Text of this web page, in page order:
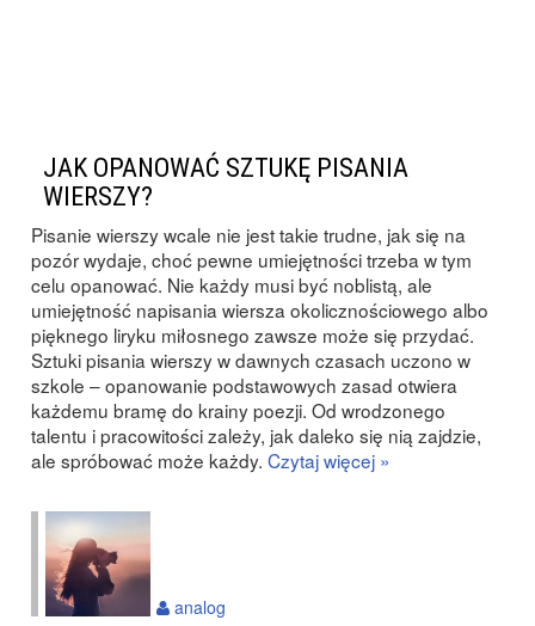
JAK OPANOWAĆ SZTUKĘ PISANIA
WIERSZY?
Pisanie wierszy wcale nie jest takie trudne, jak się na
pozór wydaje, choć pewne umiejętności trzeba w tym
celu opanować. Nie każdy musi być noblistą, ale
umiejętność napisania wiersza okolicznościowego albo
pięknego liryku miłosnego zawsze może się przydać.
Sztuki pisania wierszy w dawnych czasach uczono w
szkole – opanowanie podstawowych zasad otwiera
każdemu bramę do krainy poezji. Od wrodzonego
talentu i pracowitości zależy, jak daleko się nią zajdzie,
ale spróbować może każdy. Czytaj więcej »
analog